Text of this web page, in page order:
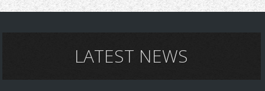
Vator-
RisingLATEST NEWS